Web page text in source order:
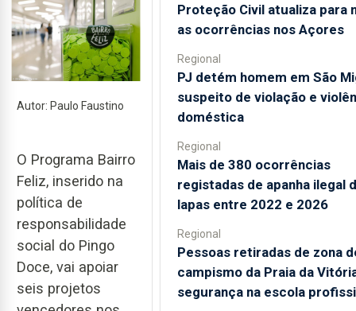
Autor: Paulo Faustino
O Programa Bairro
Feliz, inserido na
política de
responsabilidade
social do Pingo
Doce, vai apoiar
seis projetos
Proteção Civil atualiza para
as ocorrências nos Açores
Regional
PJ detém homem em São
suspeito de violação e
doméstica
Regional
Mais de 380 ocorrências
registadas de apanha ilegal
lapas entre 2022 e 2026
Regional
Pessoas retiradas de zona
campismo da Praia da
segurança na escola